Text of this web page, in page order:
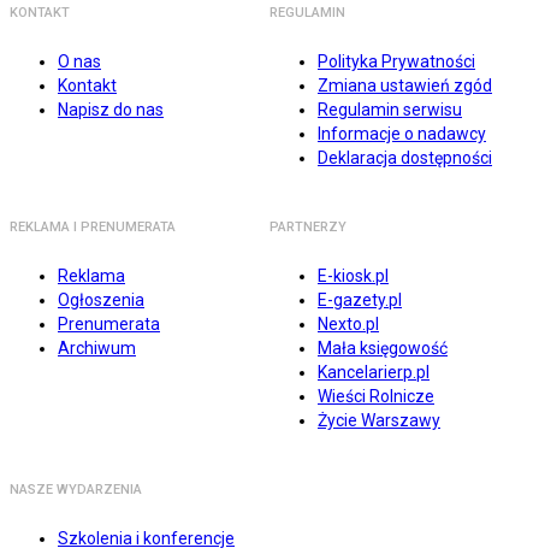
KONTAKT
O nas
Kontakt
Napisz do nas
REGULAMIN
Polityka Prywatności
Zmiana ustawień zgód
Regulamin serwisu
Informacje o nadawcy
Deklaracja dostępności
REKLAMA I PRENUMERATA
Reklama
Ogłoszenia
Prenumerata
Archiwum
PARTNERZY
E-kiosk.pl
E-gazety.pl
Nexto.pl
Mała księgowość
Kancelarierp.pl
Wieści Rolnicze
Życie Warszawy
NASZE WYDARZENIA
Szkolenia i konferencje